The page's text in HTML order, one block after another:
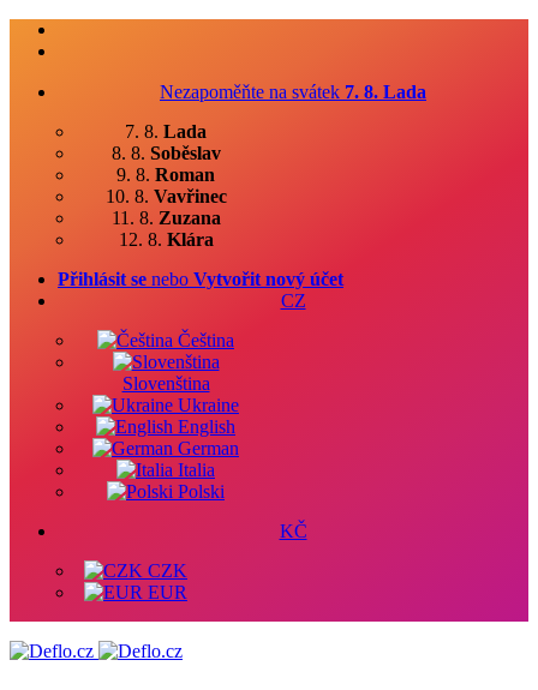
Nezapoměňte na svátek 7. 8. Lada
7. 8. Lada
8. 8. Soběslav
9. 8. Roman
10. 8. Vavřinec
11. 8. Zuzana
12. 8. Klára
Přihlásit se nebo Vytvořit nový účet
CZ
Čeština
Slovenština
Ukraine
English
German
Italia
Polski
KČ
CZK
EUR